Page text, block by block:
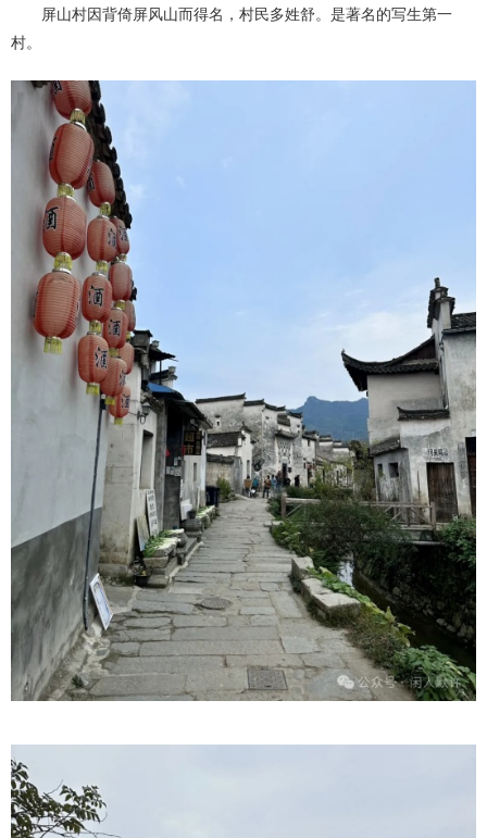
屏山村因背倚屏风山而得名，村民多姓舒。是著名的写生第一
村。